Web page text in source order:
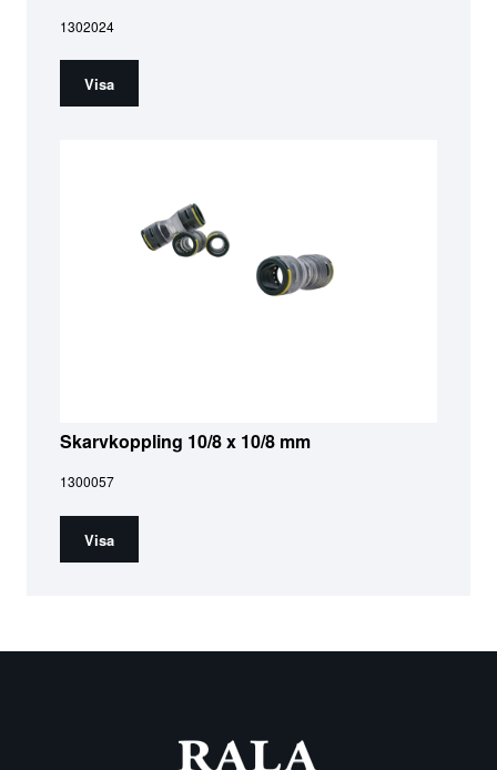
1302024
Visa
Skarvkoppling 10/8 x 10/8 mm
1300057
Visa